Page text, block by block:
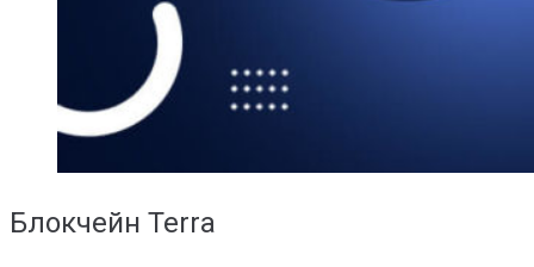
Блокчейн Terra